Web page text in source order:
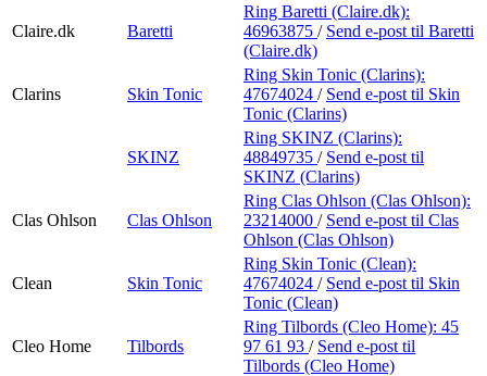
Claire.dk Baretti
Ring Baretti (Claire.dk):
46963875 / Send e-post til Baretti
(Claire.dk)
Clarins Skin Tonic
Ring Skin Tonic (Clarins):
47674024 / Send e-post til Skin
Tonic (Clarins)
SKINZ
Ring SKINZ (Clarins):
48849735 / Send e-post til
SKINZ (Clarins)
Clas Ohlson Clas Ohlson
Ring Clas Ohlson (Clas Ohlson):
23214000 / Send e-post til Clas
Ohlson (Clas Ohlson)
Clean Skin Tonic
Ring Skin Tonic (Clean):
47674024 / Send e-post til Skin
Tonic (Clean)
Cleo Home Tilbords
Ring Tilbords (Cleo Home): 45
97 61 93 / Send e-post til
Tilbords (Cleo Home)